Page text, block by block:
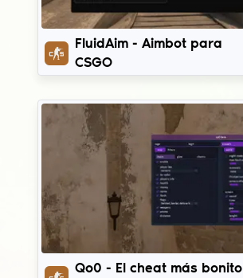
FluidAim
FluidAim - Aimbot para
CSGO
Qo0
Qo0 - El cheat más bonito